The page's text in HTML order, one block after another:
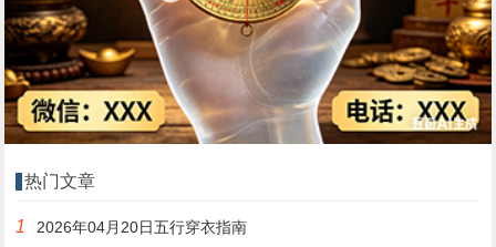
热门文章
1 2026年04月20日五行穿衣指南